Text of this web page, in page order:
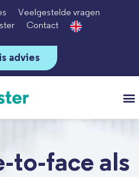
Veelgestelde vragen
Contact
advies
to-face als